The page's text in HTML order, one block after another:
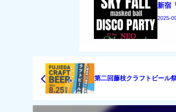
新宿
2025-
第二回藤枝クラフトビール